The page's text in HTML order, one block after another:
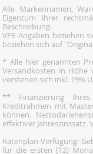
Alle Markennamen,
Eigentum ihrer
Beschreibung.
VPE-Angaben beziehen
beziehen sich auf
* Alle hier genannten
Versandkosten in Höhe
verstehen sich inkl. 19%
** Finanzierung Ihres
Kreditrahmen mit
können.
effektiver
Ratenplan-Verfügung:
für die ersten [12]